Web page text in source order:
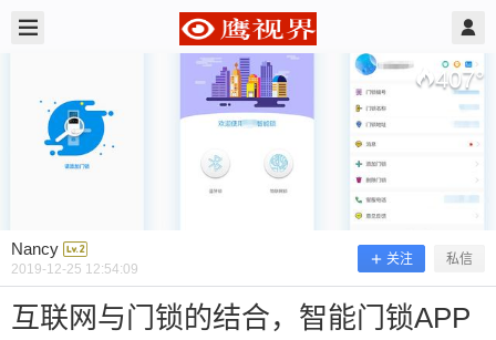
407°
Nancy
2019-12-25 12:54:09
关注 私信
互联网与门锁的结合，智能门锁APP
Nancy @ 鹰视界 2019/12/25